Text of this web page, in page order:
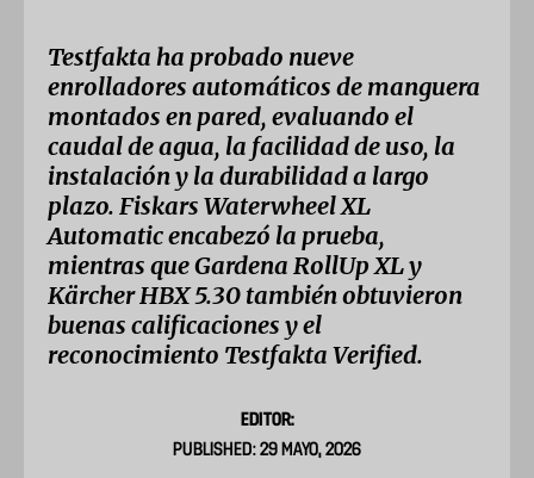
Testfakta ha probado nueve
enrolladores automáticos de manguera
montados en pared, evaluando el
caudal de agua, la facilidad de uso, la
instalación y la durabilidad a largo
plazo. Fiskars Waterwheel XL
Automatic encabezó la prueba,
mientras que Gardena RollUp XL y
Kärcher HBX 5.30 también obtuvieron
buenas calificaciones y el
reconocimiento Testfakta Verified.
EDITOR:
PUBLISHED: 29 MAYO, 2026